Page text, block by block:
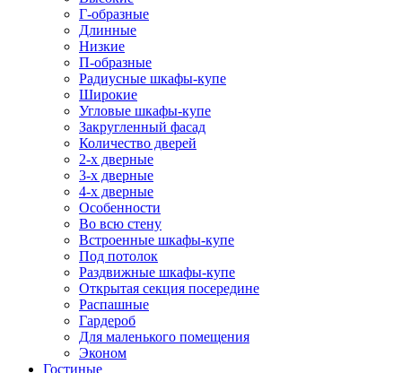
Г-образные
Длинные
Низкие
П-образные
Радиусные шкафы-купе
Широкие
Угловые шкафы-купе
Закругленный фасад
Количество дверей
2-х дверные
3-х дверные
4-х дверные
Особенности
Во всю стену
Встроенные шкафы-купе
Под потолок
Раздвижные шкафы-купе
Открытая секция посередине
Распашные
Гардероб
Для маленького помещения
Эконом
Гостиные